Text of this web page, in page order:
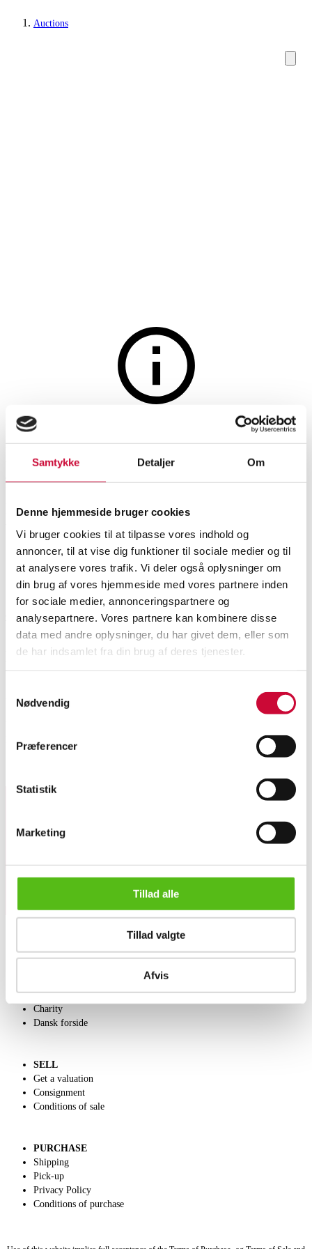
Samtykke Detaljer Om
Denne hjemmeside bruger cookies
Vi bruger cookies til at tilpasse vores indhold og
annoncer, til at vise dig funktioner til sociale medier og til
at analysere vores trafik. Vi deler også oplysninger om
din brug af vores hjemmeside med vores partnere inden
for sociale medier, annonceringspartnere og
analysepartnere. Vores partnere kan kombinere disse
data med andre oplysninger, du har givet dem, eller som
de har indsamlet fra din brug af deres tjenester.
Nødvendig
Præferencer
Statistik
Marketing
Tillad alle
Tillad valgte
Afvis
Auctions
Older pictorial arts
Magnus Bengtsson. Portion from Copenhagen with the marble ch...
Magnus Bengtsson. Portion
from Copenhagen with the
marble church in the
background. Oil on canvas
SHOWROOM
Odense
ESTIMATE
DKK 1,000
ITEM NUMBER
6576955
Description
Bengtsson. 26.5x34.5 cm. ( 34x42 cm.)
Sign up for our newsletter and receive news and offers
Call us +45 44509800
Charity
Dansk forside
SELL
Get a valuation
Consignment
Conditions of sale
PURCHASE
Shipping
Pick-up
Privacy Policy
Conditions of purchase